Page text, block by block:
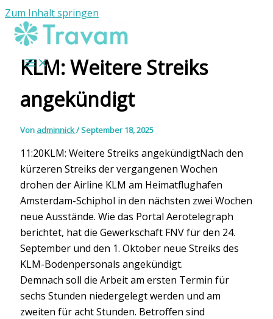
Zum Inhalt springen
KLM: Weitere Streiks
angekündigt
Von adminnick/September 18, 2025
11:20KLM: Weitere Streiks angekündigtNach den
kürzeren Streiks der vergangenen Wochen
drohen der Airline KLM am Heimatflughafen
Amsterdam-Schiphol in den nächsten zwei Wochen
neue Ausstände. Wie das Portal Aerotelegraph
berichtet, hat die Gewerkschaft FNV für den 24.
September und den 1. Oktober neue Streiks des
KLM-Bodenpersonals angekündigt.
Demnach soll die Arbeit am ersten Termin für
sechs Stunden niedergelegt werden und am
zweiten für acht Stunden. Betroffen sind